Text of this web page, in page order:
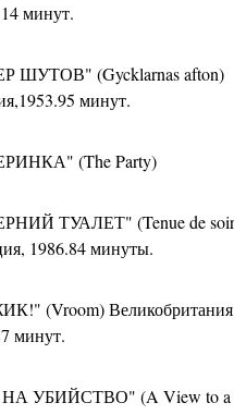
минут.
ШУТОВ" (Gycklarnas afton)
минут.
(The Party)
ТУАЛЕТ" (Tenue de
1986.84 минуты.
(Vroom)
минут.
УБИЙСТВО" (A View to a